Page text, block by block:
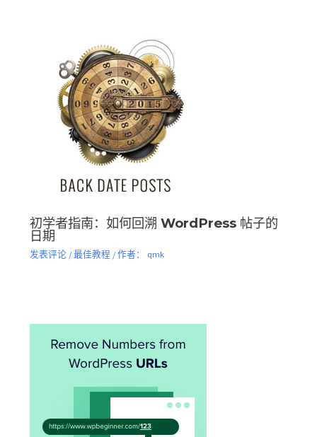
初学者指南：如何回溯 WordPress 帖子的
日期
发表评论 /最佳教程 / 作者： qmk